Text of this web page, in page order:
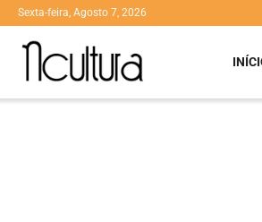
Sexta-feira, Agosto 7, 2026